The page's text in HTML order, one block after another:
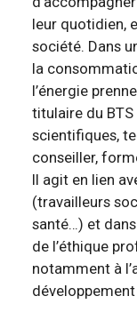
leur quotidien,
société. Dans
la
l’énergie
titulaire du
scientifiques,
conseiller,
Il agit en lien
(travailleurs
santé…) et
de l’éthique
notamment à